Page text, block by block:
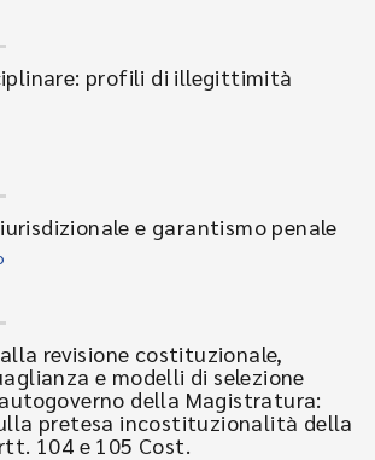
profili di illegittimità
e garantismo penale
revisione costituzionale,
e modelli di selezione
della Magistratura:
pretesa incostituzionalità della
104 e 105 Cost.